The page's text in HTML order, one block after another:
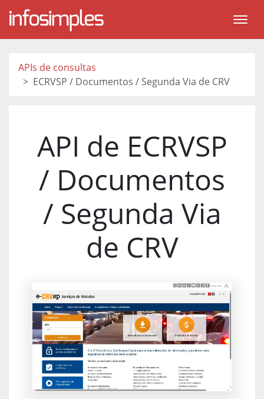
APIs de consultas
ECRVSP / Documentos / Segunda Via de CRV
API de ECRVSP
/ Documentos
/ Segunda Via
de CRV